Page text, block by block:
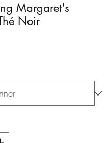
Margaret's
Noir